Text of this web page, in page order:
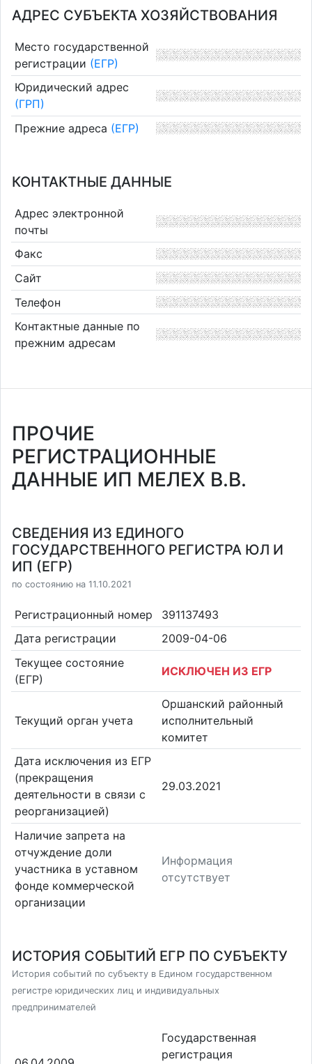
АДРЕС СУБЪЕКТА ХОЗЯЙСТВОВАНИЯ
Место государственной
регистрации (ЕГР)
Юридический адрес
(ГРП)
Прежние адреса (ЕГР)
КОНТАКТНЫЕ ДАННЫЕ
Адрес электронной
почты
Факс
Сайт
Телефон
Контактные данные по
прежним адресам
ПРОЧИЕ
РЕГИСТРАЦИОННЫЕ
ДАННЫЕ ИП МЕЛЕХ В.В.
СВЕДЕНИЯ ИЗ ЕДИНОГО
ГОСУДАРСТВЕННОГО РЕГИСТРА ЮЛ И
ИП (ЕГР)
по состоянию на 11.10.2021
Регистрационный номер
391137493
Дата регистрации
2009-04-06
Текущее состояние
(ЕГР)
ИСКЛЮЧЕН ИЗ ЕГР
Текущий орган учета
Оршанский районный
исполнительный
комитет
Дата исключения из ЕГР
(прекращения
деятельности в связи с
реорганизацией)
29.03.2021
Наличие запрета на
отчуждение доли
участника в уставном
фонде коммерческой
организации
Информация
отсутствует
ИСТОРИЯ СОБЫТИЙ ЕГР ПО СУБЪЕКТУ
История событий по субъекту в Едином государственном
регистре юридических лиц и индивидуальных
предпринимателей
Государственная
регистрация